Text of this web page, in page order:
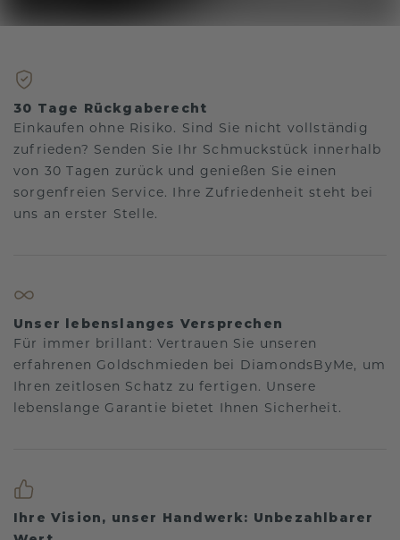
30 Tage Rückgaberecht
Einkaufen ohne Risiko. Sind Sie nicht vollständig
zufrieden? Senden Sie Ihr Schmuckstück innerhalb
von 30 Tagen zurück und genießen Sie einen
sorgenfreien Service. Ihre Zufriedenheit steht bei
uns an erster Stelle.
Unser lebenslanges Versprechen
Für immer brillant: Vertrauen Sie unseren
erfahrenen Goldschmieden bei DiamondsByMe, um
Ihren zeitlosen Schatz zu fertigen. Unsere
lebenslange Garantie bietet Ihnen Sicherheit.
Ihre Vision, unser Handwerk: Unbezahlbarer